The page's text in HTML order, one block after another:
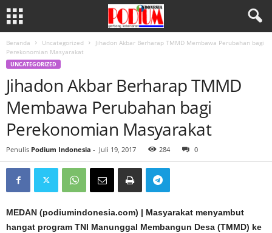
Beranda Uncategorized
Jihadon Akbar Berharap TMMD Membawa Perubahan bagi
Perekonomian Masyarakat
UNCATEGORIZED
Jihadon Akbar Berharap TMMD
Membawa Perubahan bagi
Perekonomian Masyarakat
Penulis Podium Indonesia - Juli 19, 2017 284 0
MEDAN (podiumindonesia.com) | Masyarakat menyambut
hangat program TNI Manunggal Membangun Desa (TMMD) ke